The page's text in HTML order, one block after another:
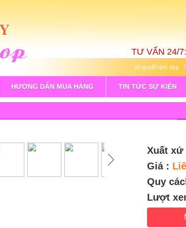
TƯ VẤN 24/7:
Bí quyết làm đẹp
HƯỚNG DẪN MUA HÀNG TIN TỨC SỰ KIỆN
Xuất xứ
Giá :
Quy
Lượt